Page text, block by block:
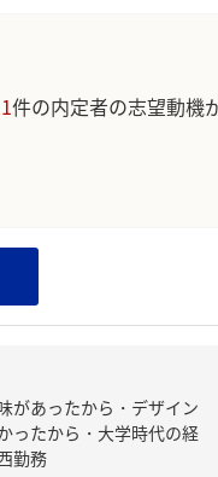
件の内定者の志望動機
があったから・デザイン
ったから・大学時代の経
勤務